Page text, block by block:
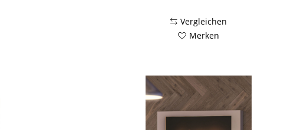
Vergleichen
Merken